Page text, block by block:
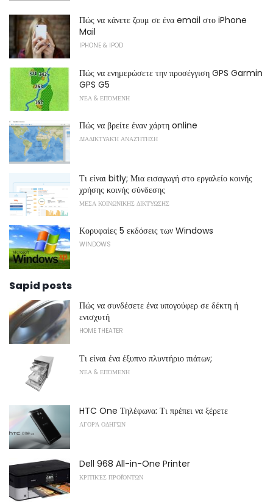
Πώς να κάνετε ζουμ σε ένα email στο iPhone
Mail
IPHONE & IPOD
Πώς να ενημερώσετε την προσέγγιση GPS Garmin
GPS G5
ΝΈΑ & ΕΠΌΜΕΝΗ
Πώς να βρείτε έναν χάρτη online
ΔΙΑΔΙΚΤΥΑΚΉ ΑΝΑΖΉΤΗΣΗ
Τι είναι bitly; Μια εισαγωγή στο εργαλείο κοινής
χρήσης κοινής σύνδεσης
ΜΕΣΑ ΚΟΙΝΩΝΙΚΗΣ ΔΙΚΤΥΩΣΗΣ
Κορυφαίες 5 εκδόσεις των Windows
WINDOWS
Sapid posts
Πώς να συνδέσετε ένα υπογούφερ σε δέκτη ή
ενισχυτή
HOME THEATER
Τι είναι ένα έξυπνο πλυντήριο πιάτων;
ΝΈΑ & ΕΠΌΜΕΝΗ
HTC One Τηλέφωνα: Τι πρέπει να ξέρετε
ΑΓΟΡΆ ΟΔΗΓΏΝ
Dell 968 All-in-One Printer
ΚΡΙΤΙΚΈΣ ΠΡΟΪΌΝΤΩΝ